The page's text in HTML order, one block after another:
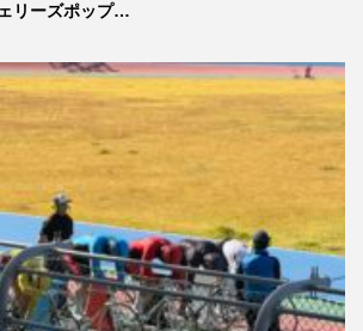
セブンイレブンにジェリーズポップコーン🍿☆